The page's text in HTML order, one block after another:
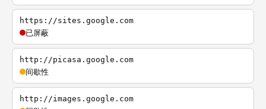
https://sites.google.com
已屏蔽
http://picasa.google.com
间歇性
http://images.google.com